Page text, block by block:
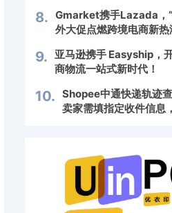
8. Gmarket携手Lazada，
外大促点燃跨境电商新热
9. 亚马逊携手 Easyship，
商物流一站式新时代！
10. Shopee中通快递轨迹
卖家需填指定收件信息